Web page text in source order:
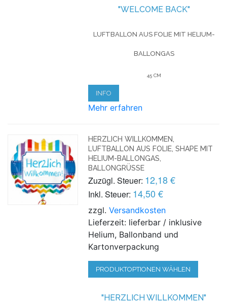
"WELCOME BACK"
LUFTBALLON AUS FOLIE MIT HELIUM-
BALLONGAS
45 CM
INFO
Mehr erfahren
HERZLICH WILLKOMMEN,
LUFTBALLON AUS FOLIE, SHAPE MIT
HELIUM-BALLONGAS,
BALLONGRÜSSE
Zuzügl. Steuer: 12,18 €
Inkl. Steuer: 14,50 €
zzgl.Versandkosten
Lieferzeit: lieferbar / inklusive
Helium, Ballonband und
Kartonverpackung
PRODUKTOPTIONEN WÄHLEN
"HERZLICH WILLKOMMEN"